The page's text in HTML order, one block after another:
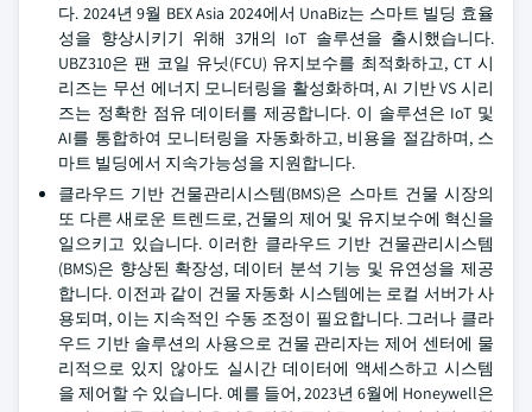
다. 2024년 9월 BEX Asia 2024에서 UnaBiz는 스마트 빌딩 효율
성을 향상시키기 위해 3개의 IoT 솔루션을 출시했습니다.
UBZ310은 팬 코일 유닛(FCU) 유지보수를 최적화하고, CT 시
리즈는 무선 에너지 모니터링을 활성화하며, AI 기반 VS 시리
즈는 정확한 점유 데이터를 제공합니다. 이 솔루션은 IoT 및
AI를 통합하여 모니터링을 자동화하고, 비용을 절감하며, 스
마트 빌딩에서 지속가능성을 지원합니다.
클라우드 기반 건물관리시스템(BMS)은 스마트 건물 시장의
또 다른 새로운 트렌드로, 건물의 제어 및 유지보수에 혁신을
일으키고 있습니다. 이러한 클라우드 기반 건물관리시스템
(BMS)은 향상된 확장성, 데이터 분석 기능 및 유연성을 제공
합니다. 이전과 같이 건물 자동화 시스템에는 로컬 서버가 사
용되며, 이는 지속적인 수동 조정이 필요합니다. 그러나 클라
우드 기반 솔루션의 사용으로 건물 관리자는 제어 센터에 물
리적으로 있지 않아도 실시간 데이터에 액세스하고 시스템
을 제어할 수 있습니다. 예를 들어, 2023년 6월에 Honeywell은